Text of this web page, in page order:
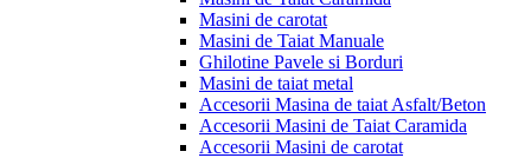
Masini de carotat
Masini de Taiat Manuale
Ghilotine Pavele si Borduri
Masini de taiat metal
Accesorii Masina de taiat Asfalt/Beton
Accesorii Masini de Taiat Caramida
Accesorii Masini de carotat